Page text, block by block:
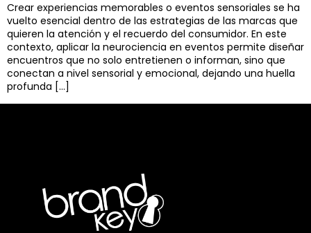
Crear experiencias memorables o eventos sensoriales se ha
vuelto esencial dentro de las estrategias de las marcas que
quieren la atención y el recuerdo del consumidor. En este
contexto, aplicar la neurociencia en eventos permite diseñar
encuentros que no solo entretienen o informan, sino que
conectan a nivel sensorial y emocional, dejando una huella
profunda […]